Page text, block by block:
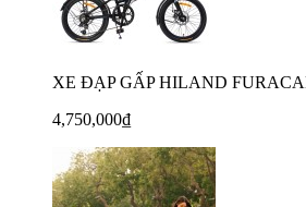
XE ĐẠP GẤP HILAND
4,750,000₫